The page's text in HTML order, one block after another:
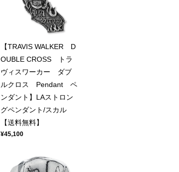
【TRAVIS WALKER D
OUBLE CROSS トラ
ヴィスワーカー ダブ
ルクロス Pendant ペ
ンダント】LAストロン
グペンダント/スカル
【送料無料】
¥45,100